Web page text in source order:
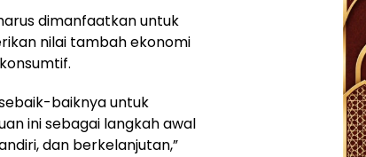
dimanfaatkan untuk
nilai tambah ekonomi
baiknya untuk
ini sebagai langkah awal
dan berkelanjutan,”